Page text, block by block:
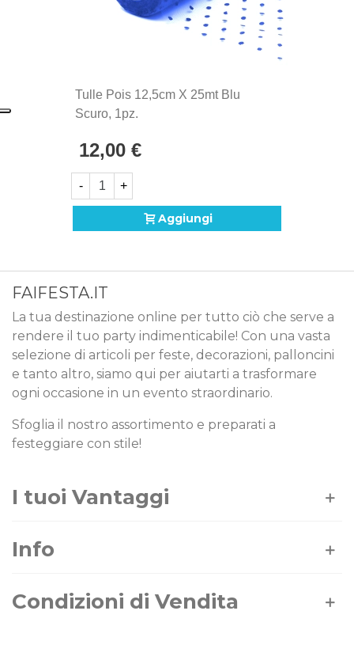
Tulle Pois 12,5cm X 25mt Blu
Scuro, 1pz.
12,00 €
- +
Aggiungi
FAIFESTA.IT
La tua destinazione online per tutto ciò che serve a
rendere il tuo party indimenticabile! Con una vasta
selezione di articoli per feste, decorazioni, palloncini
e tanto altro, siamo qui per aiutarti a trasformare
ogni occasione in un evento straordinario.
Sfoglia il nostro assortimento e preparati a
festeggiare con stile!
I tuoi Vantaggi
Info
Condizioni di Vendita